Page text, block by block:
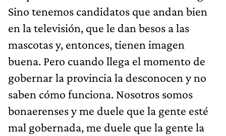
Sino tenemos candidatos que andan bien
en la televisión, que le dan besos a las
mascotas y, entonces, tienen imagen
buena. Pero cuando llega el momento de
gobernar la provincia la desconocen y no
saben cómo funciona. Nosotros somos
bonaerenses y me duele que la gente esté
mal gobernada, me duele que la gente la